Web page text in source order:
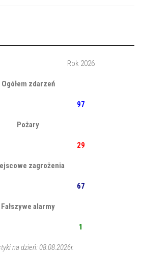
Rok 2026
Ogółem zdarzeń
97
Pożary
29
zagrożenia
67
Fałszywe alarmy
1
na dzień: 08.08.2026r.